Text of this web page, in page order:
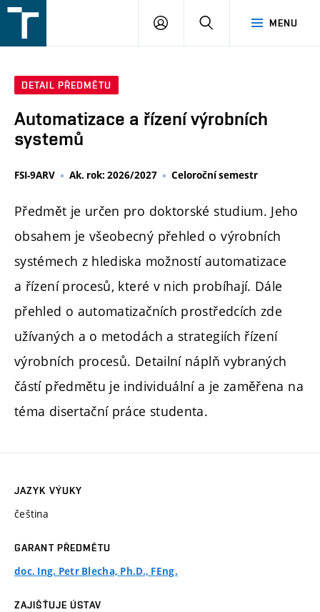
v
MENU
PŘIHLÁŠENÍ
DETAIL PŘEDMĚTU
Automatizace a řízení výrobních
systemů
FSI-9ARV Ak. rok: 2026/2027 Celoroční semestr
Předmět je určen pro doktorské studium. Jeho
obsahem je všeobecný přehled o výrobních
systémech z hlediska možností automatizace
a řízení procesů, které v nich probíhají. Dále
přehled o automatizačních prostředcích zde
užívaných a o metodách a strategiích řízení
výrobních procesů. Detailní náplň vybraných
částí předmětu je individuální a je zaměřena na
téma disertační práce studenta.
JAZYK VÝUKY
čeština
GARANT PŘEDMĚTU
doc. Ing. Petr Blecha, Ph.D., FEng.
ZAJIŠŤUJE ÚSTAV